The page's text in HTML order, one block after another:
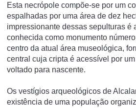
Esta necrópole compõe-se por um
espalhadas por uma área de dez
impressionante dessas sepulturas é
conhecida como monumento
centro da atual área museológica,
central cuja cripta é acessí­vel por
voltado para nascente.
Os vestí­gios arqueológicos de
existência de uma população